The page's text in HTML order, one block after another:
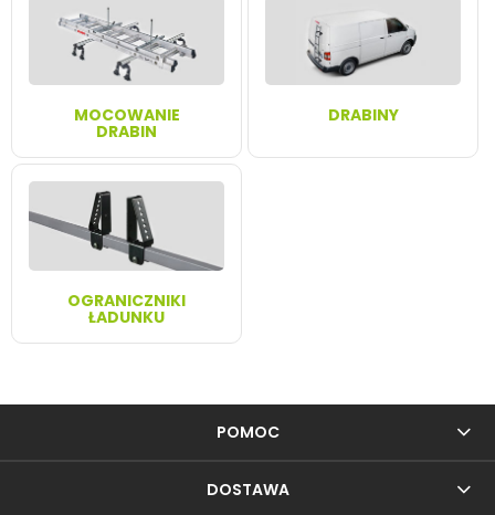
MOCOWANIE
DRABIN
DRABINY
OGRANICZNIKI
ŁADUNKU
POMOC
DOSTAWA